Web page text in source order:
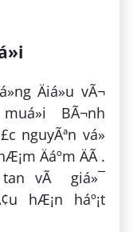
Äiá»u vÃ¬
BÃ¬nh
nguyÃªn vá»
Äáº­m ÄÃ .
tan vÃ giá»¯
hÆ¡n háº¡t